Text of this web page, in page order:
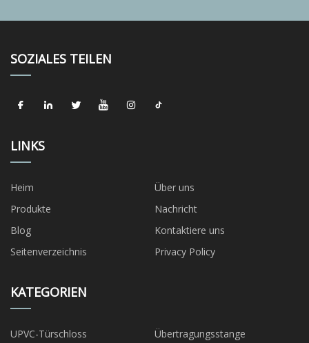
SOZIALES TEILEN
LINKS
Heim
Über uns
Produkte
Nachricht
Blog
Kontaktiere uns
Seitenverzeichnis
Privacy Policy
KATEGORIEN
UPVC-Türschloss Übertragungsstange